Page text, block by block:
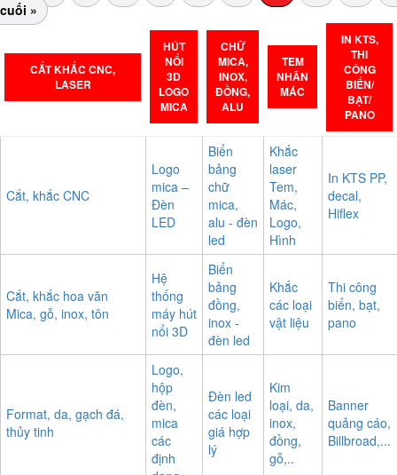
cuối »
CẮT KHẮC CNC,
LASER
HÚT
NỔI
3D
LOGO
MICA
CHỮ
MICA,
INOX,
ĐỒNG,
ALU
TEM
NHÃN
MÁC
IN KTS,
THI
CÔNG
BIỂN/
BẠT/
PANO
Cắt, khắc CNC
Logo
mica –
Đèn
LED
Biển
bảng
chữ
mica,
alu - đèn
led
Khắc
laser
Tem,
Mác,
Logo,
Hình
In KTS PP,
decal,
Hiflex
Cắt, khắc hoa văn
Mica, gỗ, inox, tôn
Hệ
thống
máy hút
nổi 3D
Biển
bảng
đồng,
inox -
đèn led
Khắc
các loại
vật liệu
Thi công
biển, bạt,
pano
Format, da, gạch đá,
thủy tinh
Logo,
hộp
đèn,
mica
các
định
Đèn led
các loại
giá hợp
lý
Kim
loại, da,
inox,
đồng,
gỗ,..
Banner
quảng cáo,
Billbroad,...